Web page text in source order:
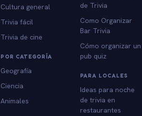
Cultura general
Trivia fácil
Trivia de cine
POR CATEGORÍA
Geografía
Ciencia
Animales
de Trivia
Como Organizar
Bar Trivia
Cómo organizar un
pub quiz
PARA LOCALES
Ideas para noche
de trivia en
restaurantes